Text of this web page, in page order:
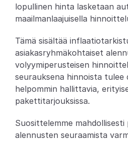
Blogi
Asiakkaat
Tekoälyominaisuudet
Muutosloki
Tuki
lopullinen hinta lasketaan
maailmanlaajuisella
Tämä sisältää
asiakasryhmäkohtaiset
volyymiperusteisen
seurauksena hinnoista tulee
helpommin hallittavia,
pakettitarjouksissa.
Suosittelemme mahdollisesti
alennusten seuraamista